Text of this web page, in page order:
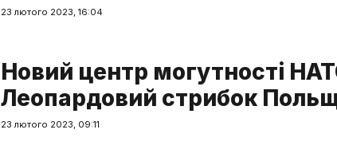
23 лютого 2023, 16:04
Новий центр могутності
Леопардовий стрибок
23 лютого 2023, 09:11